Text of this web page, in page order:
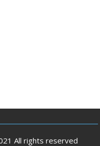
All rights reserved